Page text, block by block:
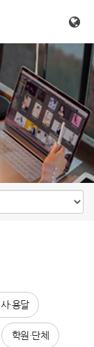
·용달
학원·단체